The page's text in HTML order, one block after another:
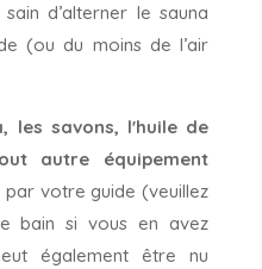
d’alterner le sauna
(ou du moins de l’air
les savons, l'huile de
autre équipement
votre guide (veuillez
bain si vous en avez
également être nu